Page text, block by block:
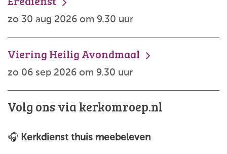
zo 30 aug 2026 om 9.30 uur
Viering Heilig Avondmaal
zo 06 sep 2026 om 9.30 uur
Volg ons via kerkomroep.nl
🎧 Kerkdienst thuis meebeleven